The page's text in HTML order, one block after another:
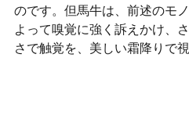
のです。但馬牛は、前述のモ
よって嗅覚に強く訴えかけ、
さで触覚を、美しい霜降りで